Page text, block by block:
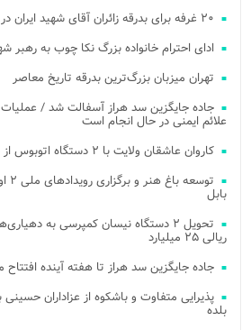
۲۰ غرفه برای بدرقه زائران آقای شهید ایران در مسیر طریق الرضا برپا شد
ادای احترام خانواده بزرگ نکا چوب به رهبر
تهران میزبان بزرگ‌ترین بدرقه تاریخ معاصر
جاده جایگزین سد هراز آسفالت شد /
علائم ایمنی در حال انجام است
کاروان عاشقان ولایت با ۲ دستگاه اتوبوس از بلده راهی تهران شد
بابل
تحویل ۲ دستگاه نیسان کمپرسی به
ریالی ۲۵ میلیارد
جاده جایگزین سد هراز تا هفته آینده
بلده